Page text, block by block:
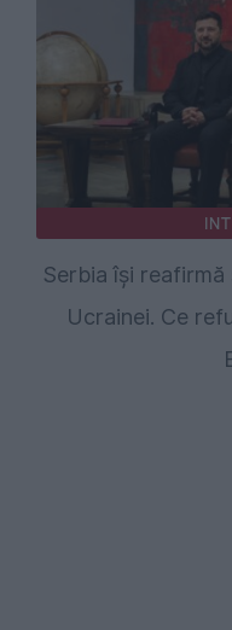
Serbia își
Ucrainei. Ce